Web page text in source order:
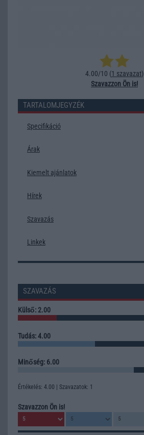
4.00/10 (1 szavazat)
Szavazzon Ön is!
TARTALOMJEGYZÉK
Specifikáció
Árak
Kiemelt ajánlatok
Hírek
Szavazás
Linkek
SZAVAZÁS
Külső: 2.00
Tudás: 4.00
Minőség: 6.00
Értékelés: 4.00 | Szavazatok: 1
Szavazzon Ön is!